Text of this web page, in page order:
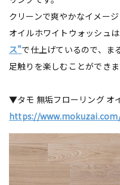
クリーンで爽やかなイメージ
オイルホワイトウォッシュ
ス”で仕上げているので、ま
足触りを楽しむことができま
▼タモ 無垢フローリング オ
https://